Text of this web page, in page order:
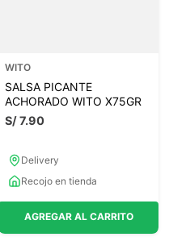
WITO
SALSA PICANTE
ACHORADO WITO X75GR
S/7.90
Delivery
Recojo en tienda
AGREGAR AL CARRITO